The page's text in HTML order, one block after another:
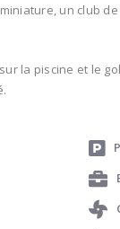
un club
la piscine et le